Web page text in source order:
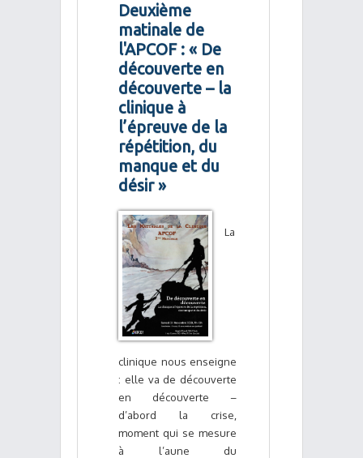
Deuxième
matinale de
l'APCOF : « De
découverte en
découverte – la
clinique à
l’épreuve de la
répétition, du
manque et du
désir »
La
clinique nous enseigne
: elle va de découverte
en découverte –
d’abord la crise,
moment qui se mesure
à l’aune du